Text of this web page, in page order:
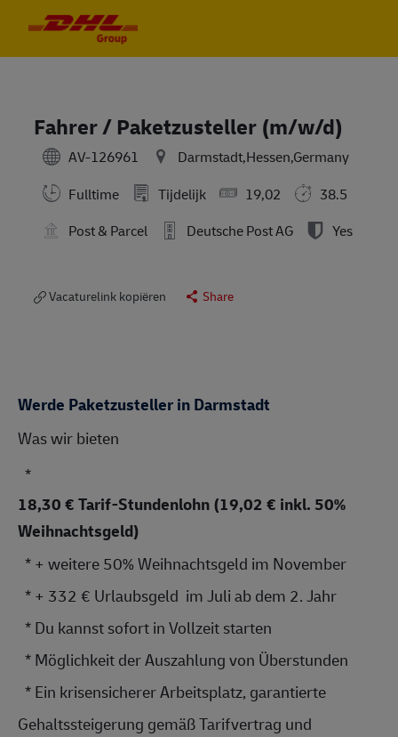
Fahrer / Paketzusteller (m/w/d)
AV-126961
Darmstadt,Hessen,Germany
Fulltime
Tijdelijk 19,02
38.5
Post & Parcel
Deutsche Post AG Yes
Vacaturelink kopiëren Share
Werde Paketzusteller in Darmstadt
Was wir bieten
  *
18,30 € Tarif-Stundenlohn (19,02 € inkl. 50%
Weihnachtsgeld)
  * + weitere 50% Weihnachtsgeld im November
  * + 332 € Urlaubsgeld  im Juli ab dem 2. Jahr
  * Du kannst sofort in Vollzeit starten
  * Möglichkeit der Auszahlung von Überstunden
  * Ein krisensicherer Arbeitsplatz, garantierte
Gehaltssteigerung gemäß Tarifvertrag und